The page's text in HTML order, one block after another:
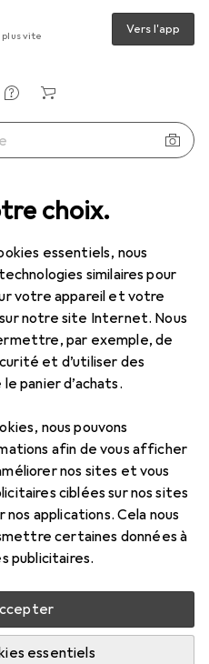
choix.
essentiels, nous
similaires pour
votre appareil et votre
notre site Internet. Nous
par exemple, de
et d’utiliser des
panier d’achats.
nous pouvons
afin de vous afficher
nos sites et vous
ciblées sur nos sites
nos applications. Cela nous
certaines données à
publicitaires.
essentiels
vite Vers l'app
vidéo + VR Gaming Nintendo
Nintendo